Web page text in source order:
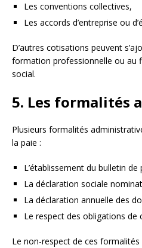
Les conventions collectives,
Les accords d’entreprise ou
D’autres cotisations peuvent
formation professionnelle ou au
social.
5. Les formalités
Plusieurs formalités
la paie :
L’établissement du bulletin de
La déclaration sociale
La déclaration annuelle des
Le respect des obligations de
Le non-respect de ces